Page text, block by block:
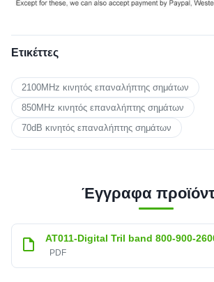
Ετικέττες
2100MHz κινητός επαναλήπτης σημάτων
850MHz κινητός επαναλήπτης σημάτων
70dB κινητός επαναλήπτης σημάτων
Έγγραφα
AT011-Digital Tril band 800-900-
PDF